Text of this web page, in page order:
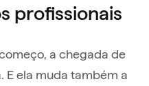
profissionais
a chegada de
E ela muda também a